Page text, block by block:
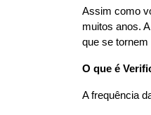
Assim como
muitos anos.
que se tornem
O que é
A frequência